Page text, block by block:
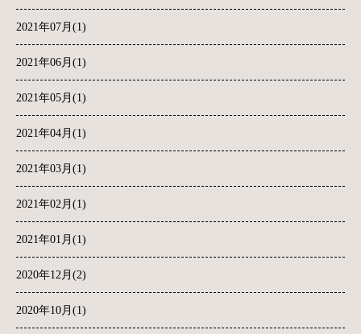
2021年07月(1)
2021年06月(1)
2021年05月(1)
2021年04月(1)
2021年03月(1)
2021年02月(1)
2021年01月(1)
2020年12月(2)
2020年10月(1)